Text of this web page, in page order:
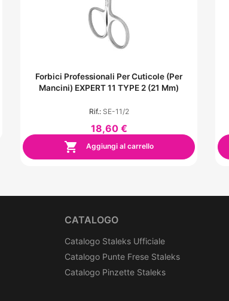
Forbici Professionali Per Cuticole (per
Mancini) EXPERT 11 TYPE 2 (21 Mm)
Rif.: SE-11/2
18,60 €
 Aggiungi al carrello
CATALOGO
Catalogo Staleks Ufficiale
Catalogo Punte Frese Staleks
Catalogo Pinzette Staleks